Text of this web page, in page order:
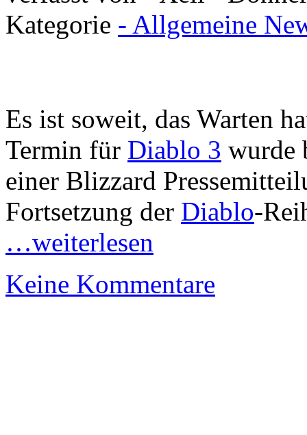
Kategorie - Allgemeine
Es ist soweit, das Warten
Termin für Diablo 3 wurde
einer Blizzard
Fortsetzung der Diablo-
…weiterlesen
Keine Kommentare